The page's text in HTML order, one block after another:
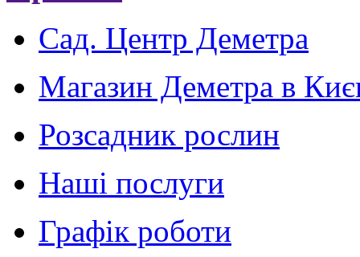
Сад. Центр Деметра
Магазин Деметра в
Розсадник рослин
Наші послуги
Графік роботи